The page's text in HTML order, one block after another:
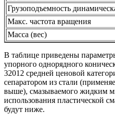
Грузоподъемность
Макс. частота вращения
Масса (вес)
В таблице приведены
упорного однорядного
32012 средней ценовой
сепаратором из стали
выше), смазываемого жидким
использования пластической
будут ниже.